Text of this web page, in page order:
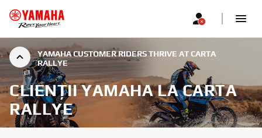
YAMAHA CUSTOMER RIDERS THRIVE AT CARTA
RALLYE
CLIENȚII YAMAHA LA CARTA
RALLYE